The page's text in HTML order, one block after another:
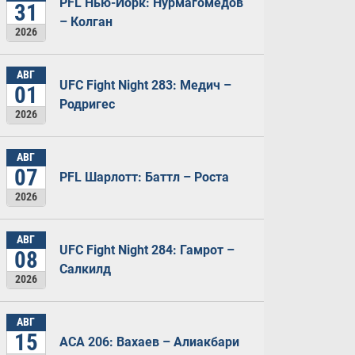
31
2026
– Колган
АВГ
01
2026
UFC Fight Night 283: Медич –
Родригес
АВГ
07
2026
PFL Шарлотт: Баттл – Роста
АВГ
08
2026
UFC Fight Night 284: Гамрот –
Салкилд
АВГ
15 ACA 206: Вахаев – Алиакбари